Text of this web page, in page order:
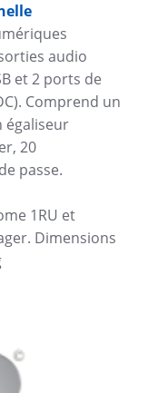
audio
et 2 ports de
Comprend un
égaliseur
20
passe.
1RU et
Dimensions